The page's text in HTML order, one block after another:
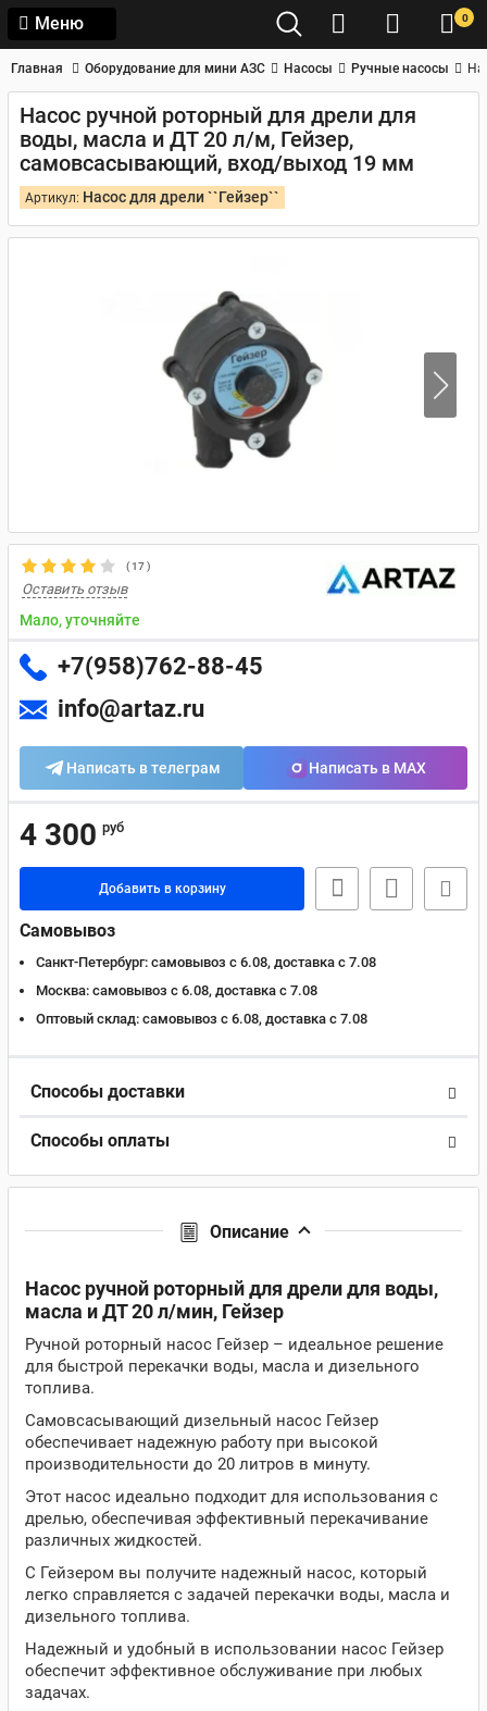
Меню 0
Главная Оборудование для мини АЗС Насосы Ручные насосы
Насос ручной роторный для дрели для
воды, масла и ДТ 20 л/м, Гейзер,
самовсасывающий, вход/выход 19 мм
Артикул: Насос для дрели ``Гейзер``
(17)
Оставить отзыв
Мало, уточняйте
+7(958)762-88-45
info@artaz.ru
Написать в телеграм Написать в MAX
4 300 руб
Добавить в корзину
Самовывоз
Санкт-Петербург: самовывоз с 6.08, доставка c 7.08
Москва: самовывоз с 6.08, доставка c 7.08
Оптовый склад: самовывоз с 6.08, доставка c 7.08
Способы доставки
Способы оплаты
Описание
Насос ручной роторный для дрели для воды,
масла и ДТ 20 л/мин, Гейзер
Ручной роторный насос Гейзер – идеальное решение
для быстрой перекачки воды, масла и дизельного
топлива.
Самовсасывающий дизельный насос Гейзер
обеспечивает надежную работу при высокой
производительности до 20 литров в минуту.
Этот насос идеально подходит для использования с
дрелью, обеспечивая эффективный перекачивание
различных жидкостей.
С Гейзером вы получите надежный насос, который
легко справляется с задачей перекачки воды, масла и
дизельного топлива.
Надежный и удобный в использовании насос Гейзер
обеспечит эффективное обслуживание при любых
задачах.